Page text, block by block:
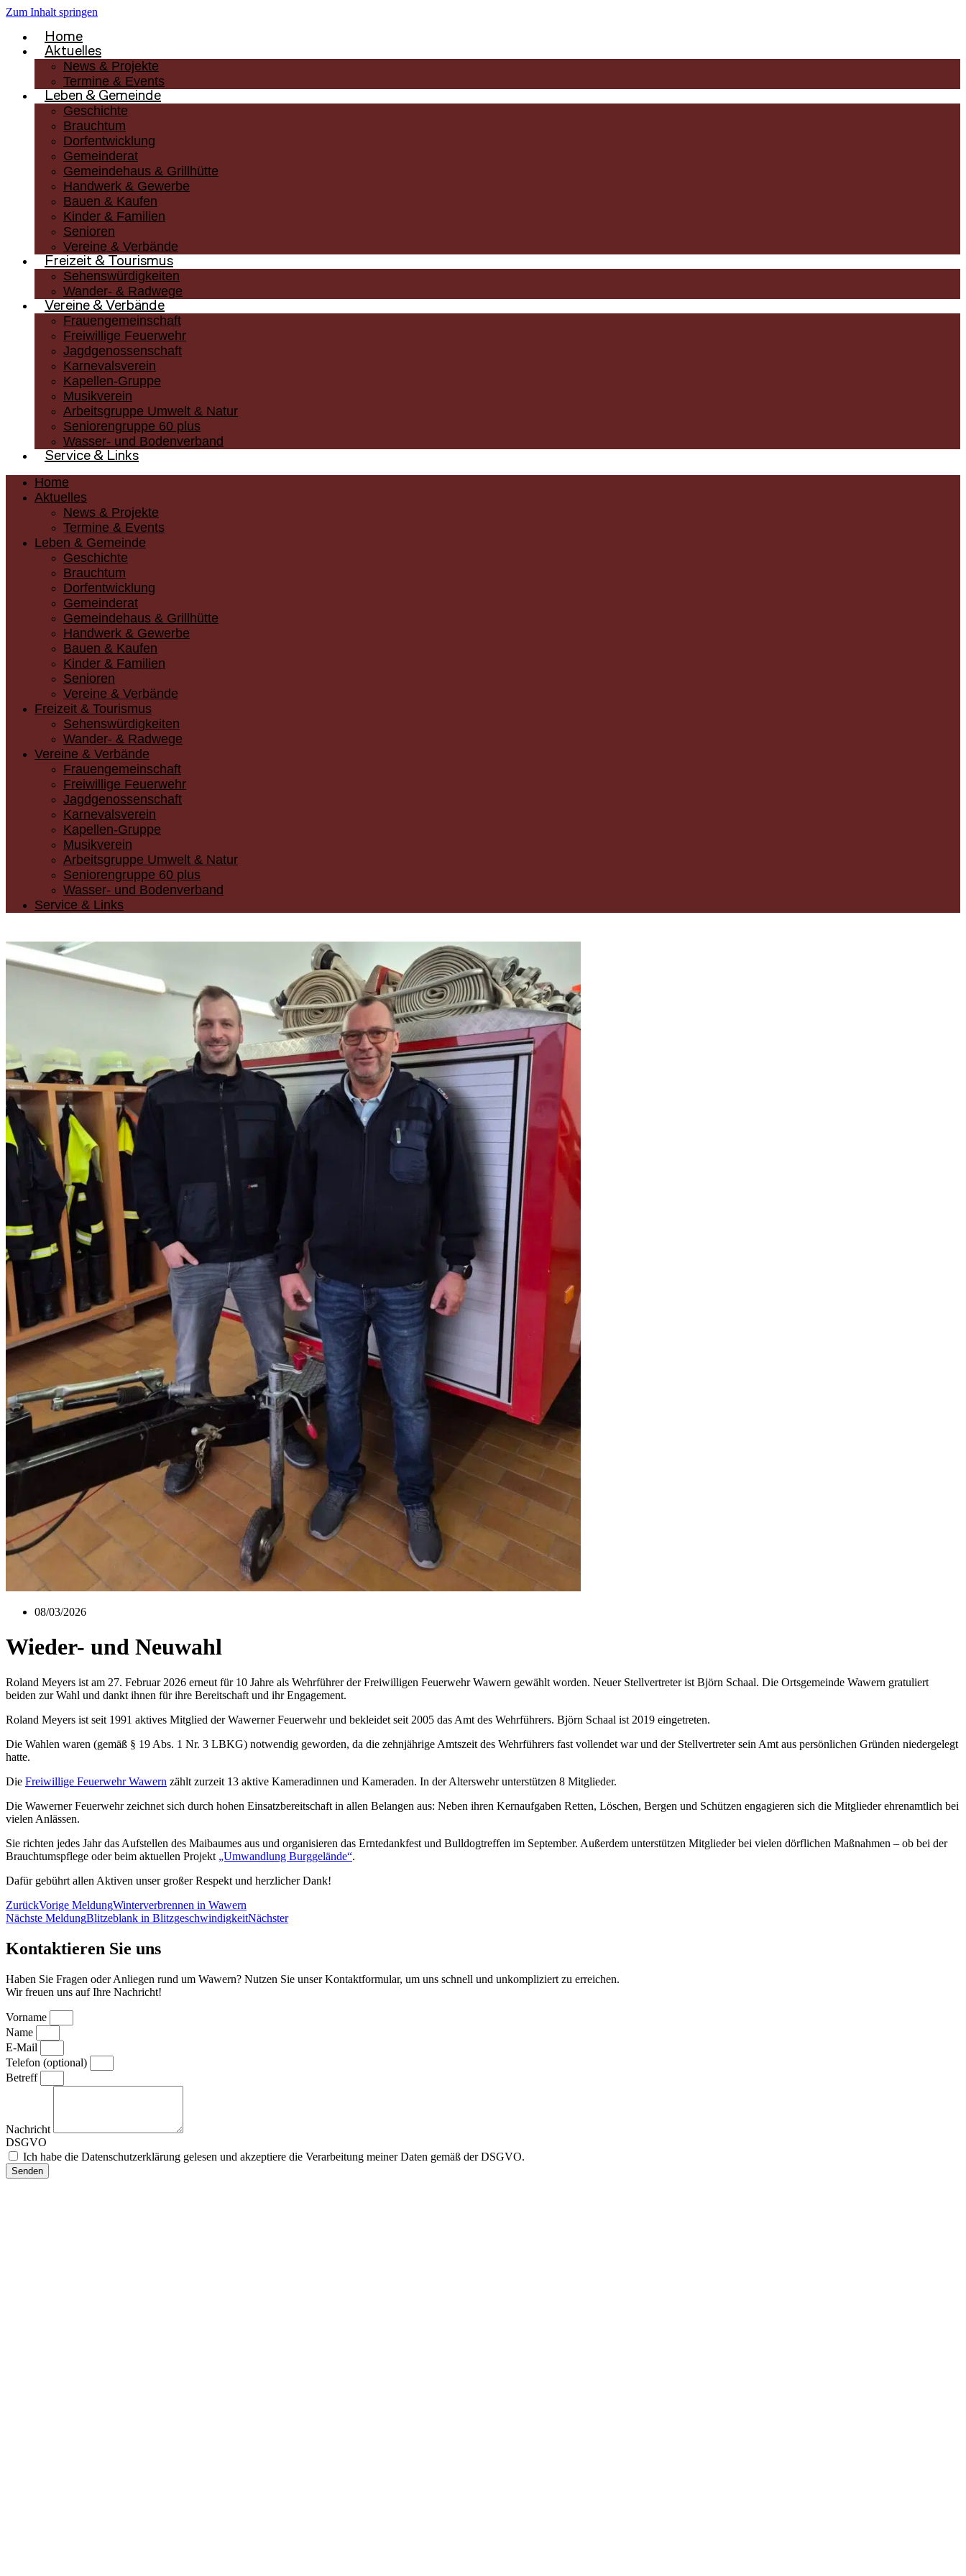
Zum Inhalt springen
Home
Aktuelles
News & Projekte
Termine & Events
Leben & Gemeinde
Geschichte
Brauchtum
Dorfentwicklung
Gemeinderat
Gemeindehaus & Grillhütte
Handwerk & Gewerbe
Bauen & Kaufen
Kinder & Familien
Senioren
Vereine & Verbände
Freizeit & Tourismus
Sehenswürdigkeiten
Wander- & Radwege
Vereine & Verbände
Frauengemeinschaft
Freiwillige Feuerwehr
Jagdgenossenschaft
Karnevalsverein
Kapellen-Gruppe
Musikverein
Arbeitsgruppe Umwelt & Natur
Seniorengruppe 60 plus
Wasser- und Bodenverband
Service & Links
Home
Aktuelles
News & Projekte
Termine & Events
Leben & Gemeinde
Geschichte
Brauchtum
Dorfentwicklung
Gemeinderat
Gemeindehaus & Grillhütte
Handwerk & Gewerbe
Bauen & Kaufen
Kinder & Familien
Senioren
Vereine & Verbände
Freizeit & Tourismus
Sehenswürdigkeiten
Wander- & Radwege
Vereine & Verbände
Frauengemeinschaft
Freiwillige Feuerwehr
Jagdgenossenschaft
Karnevalsverein
Kapellen-Gruppe
Musikverein
Arbeitsgruppe Umwelt & Natur
Seniorengruppe 60 plus
Wasser- und Bodenverband
Service & Links
08/03/2026
Wieder- und Neuwahl
Roland Meyers ist am 27. Februar 2026 erneut für 10 Jahre als Wehrführer der Freiwilligen Feuerwehr Wawern gewählt worden. Neuer Stellvertreter ist Björn Schaal. Die Ortsgemeinde Wawern gratuliert
beiden zur Wahl und dankt ihnen für ihre Bereitschaft und ihr Engagement.
Roland Meyers ist seit 1991 aktives Mitglied der Wawerner Feuerwehr und bekleidet seit 2005 das Amt des Wehrführers. Björn Schaal ist 2019 eingetreten.
Die Wahlen waren (gemäß § 19 Abs. 1 Nr. 3 LBKG) notwendig geworden, da die zehnjährige Amtszeit des Wehrführers fast vollendet war und der Stellvertreter sein Amt aus persönlichen Gründen niedergelegt
hatte.
Die Freiwillige Feuerwehr Wawern zählt zurzeit 13 aktive Kameradinnen und Kameraden. In der Alterswehr unterstützen 8 Mitglieder.
Die Wawerner Feuerwehr zeichnet sich durch hohen Einsatzbereitschaft in allen Belangen aus: Neben ihren Kernaufgaben Retten, Löschen, Bergen und Schützen engagieren sich die Mitglieder ehrenamtlich bei
vielen Anlässen.
Sie richten jedes Jahr das Aufstellen des Maibaumes aus und organisieren das Erntedankfest und Bulldogtreffen im September. Außerdem unterstützen Mitglieder bei vielen dörflichen Maßnahmen – ob bei der
Brauchtumspflege oder beim aktuellen Projekt „Umwandlung Burggelände“.
Dafür gebührt allen Aktiven unser großer Respekt und herzlicher Dank!
ZurückVorige MeldungWinterverbrennen in Wawern
Nächste MeldungBlitzeblank in BlitzgeschwindigkeitNächster
Kontaktieren Sie uns
Haben Sie Fragen oder Anliegen rund um Wawern? Nutzen Sie unser Kontaktformular, um uns schnell und unkompliziert zu erreichen.
Wir freuen uns auf Ihre Nachricht!
Vorname
Name
E-Mail
Telefon (optional)
Betreff
Nachricht
DSGVO
Ich habe die Datenschutzerklärung gelesen und akzeptiere die Verarbeitung meiner Daten gemäß der DSGVO.
Senden